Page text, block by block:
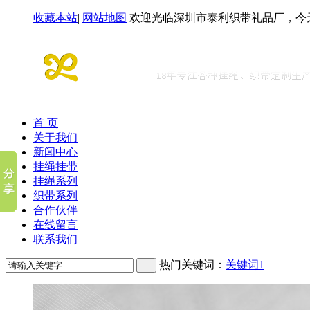
收藏本站| 网站地图 欢迎光临深圳市泰利织带礼品厂，今
首 页
关于我们
新闻中心
挂绳挂带
挂绳系列
织带系列
合作伙伴
在线留言
联系我们
热门关键词： 关键词1